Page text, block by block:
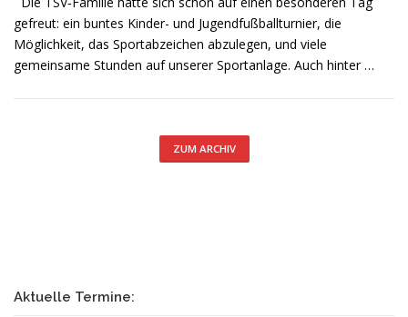
gefreut: ein buntes Kinder- und Jugendfußballturnier, die
Möglichkeit, das Sportabzeichen abzulegen, und viele
gemeinsame Stunden auf unserer Sportanlage. Auch hinter …
ZUM ARCHIV
Aktuelle Termine: